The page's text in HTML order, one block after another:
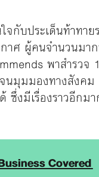
กับประเด็นท้าทา
ศ ผู้คนจำนวนมา
พาสำร
มุมมองทางสังคม
ซึ่งมีเรื่องราวอีก
Covered